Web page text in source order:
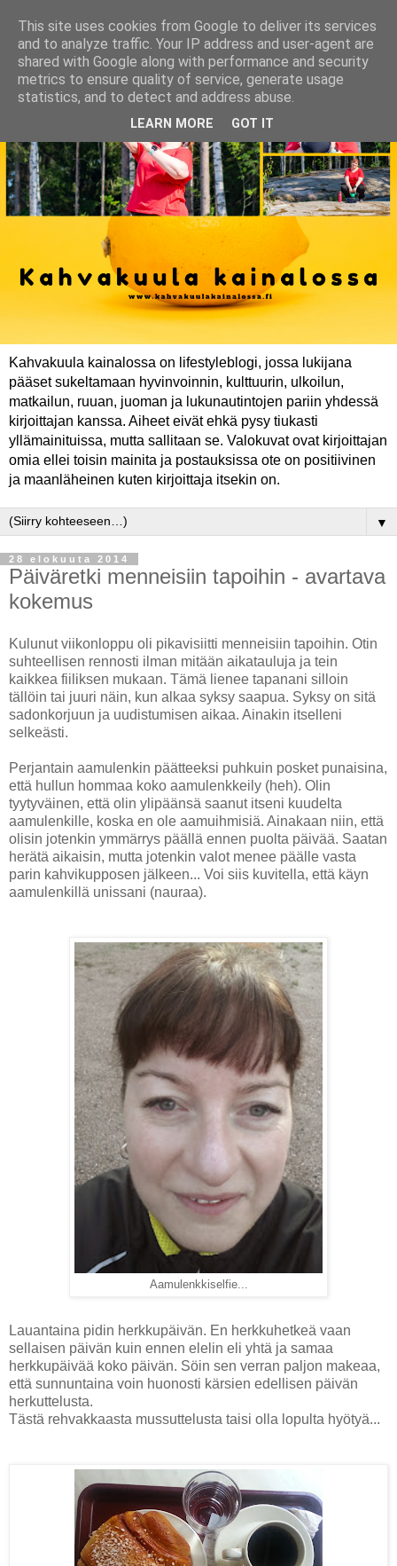
Kahvakuula kainalossa on lifestyleblogi, jossa lukijana
pääset sukeltamaan hyvinvoinnin, kulttuurin, ulkoilun,
matkailun, ruuan, juoman ja lukunautintojen pariin yhdessä
kirjoittajan kanssa. Aiheet eivät ehkä pysy tiukasti
yllämainituissa, mutta sallitaan se. Valokuvat ovat kirjoittajan
omia ellei toisin mainita ja postauksissa ote on positiivinen
ja maanläheinen kuten kirjoittaja itsekin on.
▼
28 elokuuta 2014
Päiväretki menneisiin tapoihin - avartava
kokemus
Kulunut viikonloppu oli pikavisiitti menneisiin tapoihin. Otin
suhteellisen rennosti ilman mitään aikatauluja ja tein
kaikkea fiiliksen mukaan. Tämä lienee tapanani silloin
tällöin tai juuri näin, kun alkaa syksy saapua. Syksy on sitä
sadonkorjuun ja uudistumisen aikaa. Ainakin itselleni
selkeästi.
Perjantain aamulenkin päätteeksi puhkuin posket punaisina,
että hullun hommaa koko aamulenkkeily (heh). Olin
tyytyväinen, että olin ylipäänsä saanut itseni kuudelta
aamulenkille, koska en ole aamuihmisiä. Ainakaan niin, että
olisin jotenkin ymmärrys päällä ennen puolta päivää. Saatan
herätä aikaisin, mutta jotenkin valot menee päälle vasta
parin kahvikupposen jälkeen... Voi siis kuvitella, että käyn
aamulenkillä unissani (nauraa).
Aamulenkkiselfie...
Lauantaina pidin herkkupäivän. En herkkuhetkeä vaan
sellaisen päivän kuin ennen elelin eli yhtä ja samaa
herkkupäivää koko päivän. Söin sen verran paljon makeaa,
että sunnuntaina voin huonosti kärsien edellisen päivän
herkuttelusta.
Tästä rehvakkaasta mussuttelusta taisi olla lopulta hyötyä...
This site uses cookies from Google to deliver its services
and to analyze traffic. Your IP address and user-agent are
shared with Google along with performance and security
metrics to ensure quality of service, generate usage
statistics, and to detect and address abuse.
LEARN MORE GOT IT